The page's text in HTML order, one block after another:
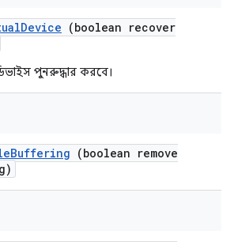
Device (boolean recover
পুনরুদ্ধার করবে।
Buffering (boolean remove